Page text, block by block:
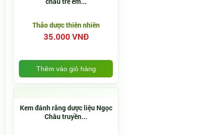
Thảo dược thiên nhiên
35.000 VNĐ
Thêm vào giỏ hàng
Kem đánh răng dược liệu Ngọc
Châu truyền...